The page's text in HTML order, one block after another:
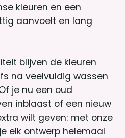
kleuren en een
aanvoelt en lang
blijven de kleuren
na veelvuldig wassen
je nu een oud
inblaast of een nieuw
wilt geven: met onze
elk ontwerp helemaal